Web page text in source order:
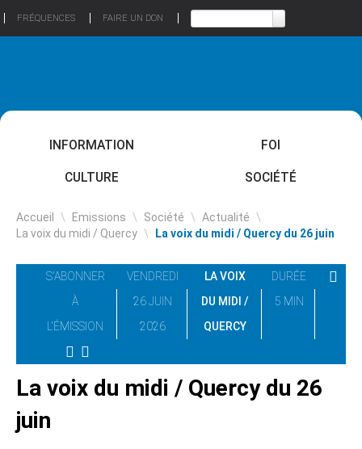
FRÉQUENCES FAIRE UN DON
INFORMATION FOI
CULTURE SOCIÉTÉ
Accueil \ Emissions \ Société \ Actualité \
La voix du midi / Quercy \ La voix du midi / Quercy du 26 juin
S'ABONNER
À
L'ÉMISSION
VENDREDI
26 JUIN
2026
LA VOIX
DU MIDI /
QUERCY
DURÉE
5 MIN
La voix du midi / Quercy du 26
juin